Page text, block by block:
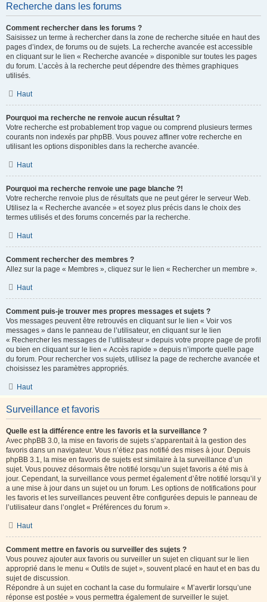
Recherche dans les forums
Comment rechercher dans les forums ?
Saisissez un terme à rechercher dans la zone de recherche située en haut des
pages d’index, de forums ou de sujets. La recherche avancée est accessible
en cliquant sur le lien « Recherche avancée » disponible sur toutes les pages
du forum. L’accès à la recherche peut dépendre des thèmes graphiques
utilisés.
Haut
Pourquoi ma recherche ne renvoie aucun résultat ?
Votre recherche est probablement trop vague ou comprend plusieurs termes
courants non indexés par phpBB. Vous pouvez affiner votre recherche en
utilisant les options disponibles dans la recherche avancée.
Haut
Pourquoi ma recherche renvoie une page blanche ?!
Votre recherche renvoie plus de résultats que ne peut gérer le serveur Web.
Utilisez la « Recherche avancée » et soyez plus précis dans le choix des
termes utilisés et des forums concernés par la recherche.
Haut
Comment rechercher des membres ?
Allez sur la page « Membres », cliquez sur le lien « Rechercher un membre ».
Haut
Comment puis-je trouver mes propres messages et sujets ?
Vos messages peuvent être retrouvés en cliquant sur le lien « Voir vos
messages » dans le panneau de l’utilisateur, en cliquant sur le lien
« Rechercher les messages de l’utilisateur » depuis votre propre page de profil
ou bien en cliquant sur le lien « Accès rapide » depuis n’importe quelle page
du forum. Pour rechercher vos sujets, utilisez la page de recherche avancée et
choisissez les paramètres appropriés.
Haut
Surveillance et favoris
Quelle est la différence entre les favoris et la surveillance ?
Avec phpBB 3.0, la mise en favoris de sujets s’apparentait à la gestion des
favoris dans un navigateur. Vous n’étiez pas notifié des mises à jour. Depuis
phpBB 3.1, la mise en favoris de sujets est similaire à la surveillance d’un
sujet. Vous pouvez désormais être notifié lorsqu’un sujet favoris a été mis à
jour. Cependant, la surveillance vous permet également d’être notifié lorsqu’il y
a une mise à jour dans un sujet ou un forum. Les options de notifications pour
les favoris et les surveillances peuvent être configurées depuis le panneau de
l’utilisateur dans l’onglet « Préférences du forum ».
Haut
Comment mettre en favoris ou surveiller des sujets ?
Vous pouvez ajouter aux favoris ou surveiller un sujet en cliquant sur le lien
approprié dans le menu « Outils de sujet », souvent placé en haut et en bas du
sujet de discussion.
Répondre à un sujet en cochant la case du formulaire « M’avertir lorsqu’une
réponse est postée » vous permettra également de surveiller le sujet.